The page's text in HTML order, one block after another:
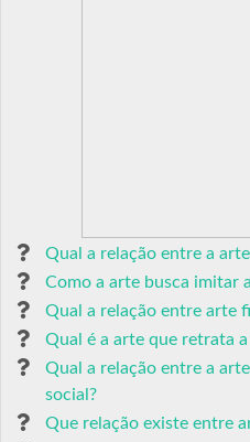
Qual a relação entre a
Como a arte busca imitar
Qual a relação entre arte
Qual é a arte que retrata
Qual a relação entre a
social?
Que relação existe entre